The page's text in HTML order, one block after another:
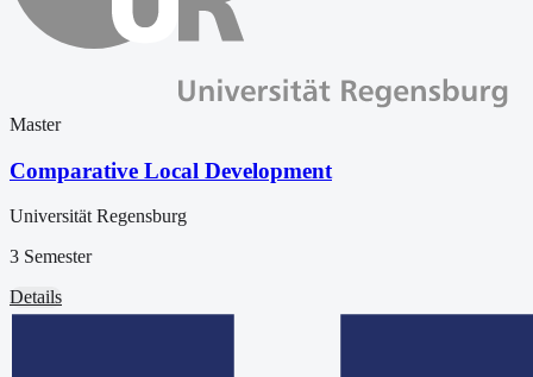
Master
Comparative Local Development
Universität Regensburg
3 Semester
Details